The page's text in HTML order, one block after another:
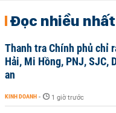
Đọc nhiều nhất
Thanh tra Chính phủ chỉ
Hải, Mi Hồng, PNJ, SJC,
an
KINH DOANH - 1 giờ trước